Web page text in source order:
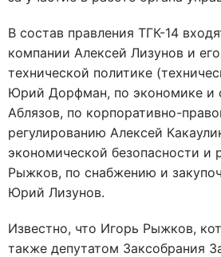
В состав правления ТГК-14
компании Алексей Лизунов и
технической политике
Юрий Дорфман, по экономике и
Аблязов, по корпоративно-
регулированию Алексей
экономической безопасности и
Рыжков, по снабжению и
Юрий Лизунов.
Известно, что Игорь Рыжков,
также депутатом Заксобрания